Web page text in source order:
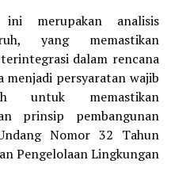
ini merupakan analisis
yang memastikan
dalam rencana
menjadi persyaratan wajib
untuk memastikan
prinsip pembangunan
Nomor 32 Tahun
Pengelolaan Lingkungan